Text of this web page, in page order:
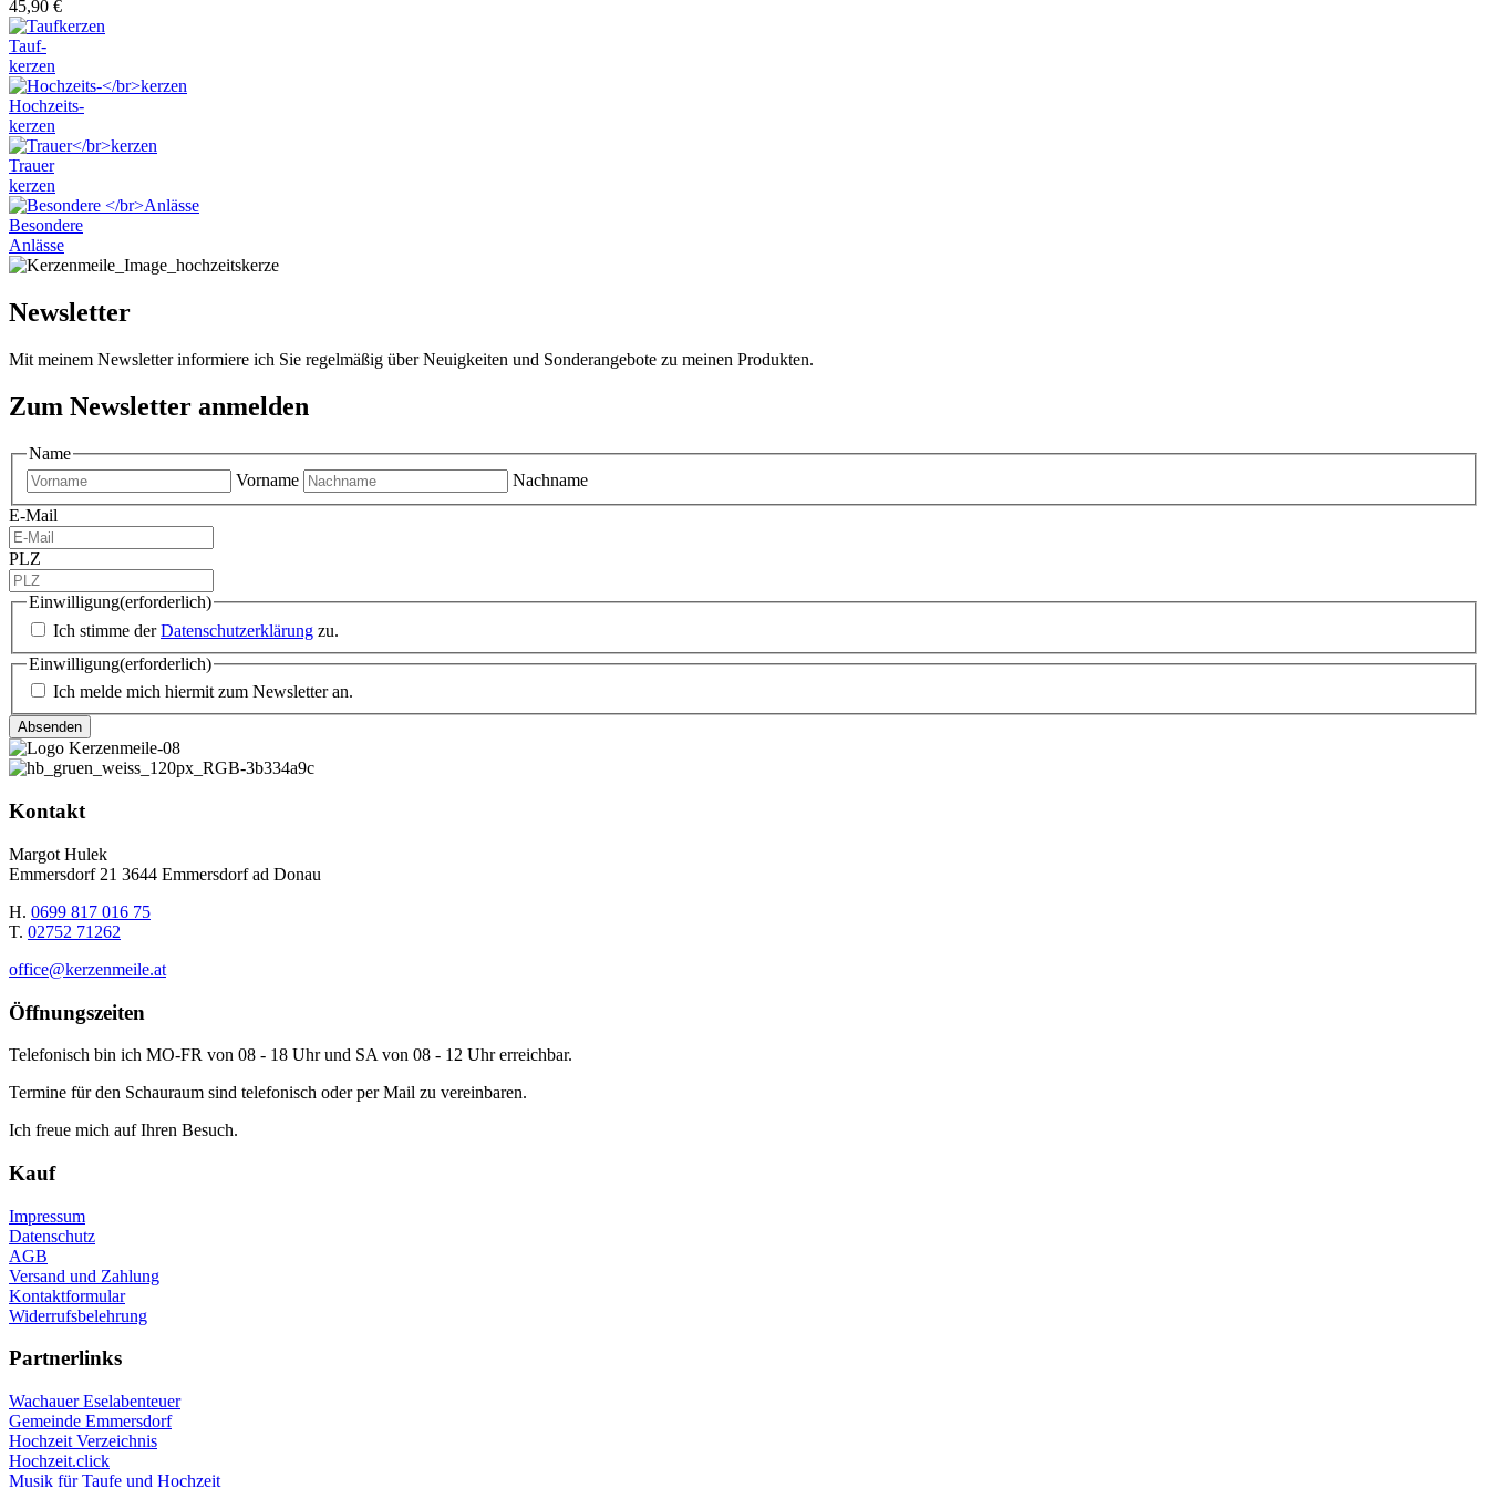
45,90 €
Tauf-
kerzen
Hochzeits-
kerzen
Trauer
kerzen
Besondere
Anlässe
Newsletter
Mit meinem Newsletter informiere ich Sie regelmäßig über Neuigkeiten und Sonderangebote zu meinen Produkten.
Zum Newsletter anmelden
Name
Vorname
Nachname
E-Mail
PLZ
Einwilligung(erforderlich)
Ich stimme derDatenschutzerklärung zu.
Einwilligung(erforderlich)
Ich melde mich hiermit zum Newsletter an.
Kontakt
Margot Hulek
Emmersdorf 21 3644 Emmersdorf ad Donau
H. 0699 817 016 75
T. 02752 71262
office@kerzenmeile.at
Öffnungszeiten
Telefonisch bin ich MO-FR von 08 - 18 Uhr und SA von 08 - 12 Uhr erreichbar.
Termine für den Schauraum sind telefonisch oder per Mail zu vereinbaren.
Ich freue mich auf Ihren Besuch.
Kauf
Impressum
Datenschutz
AGB
Versand und Zahlung
Kontaktformular
Widerrufsbelehrung
Partnerlinks
Wachauer Eselabenteuer
Gemeinde Emmersdorf
Hochzeit Verzeichnis
Hochzeit.click
Musik für Taufe und Hochzeit